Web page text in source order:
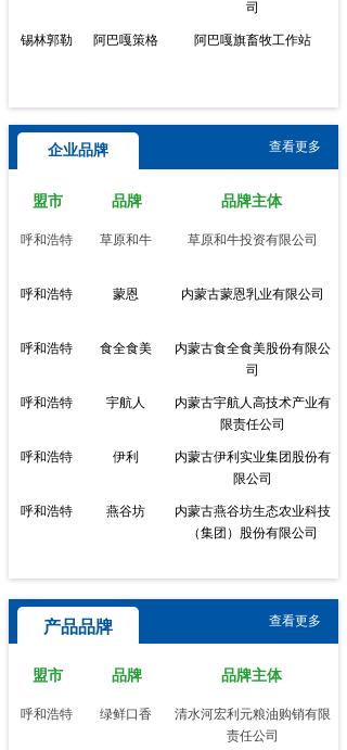
企业品牌 查看更多
呼和浩特 草原和牛 草原和牛投资有限公司
呼和浩特 蒙恩 内蒙古蒙恩乳业有限公司
呼和浩特 食全食美
内蒙古食全食美股份有限公
司
呼和浩特
宇航人
内蒙古宇航人高技术产业有
限责任公司
呼和浩特
伊利
内蒙古伊利实业集团股份有
限公司
呼和浩特
燕谷坊
内蒙古燕谷坊生态农业科技
（集团）股份有限公司
呼和浩特
正大饲料 内蒙古正大有限公司
呼和浩特 青青草原
内蒙古青青草原牧业有限公
内蒙古浩峰农业有限责任公
盟市 品牌 品牌主体
司
锡林郭勒
阿巴嘎策格 阿巴嘎旗畜牧工作站
阿拉善
阿拉善白绒山羊
阿拉山盟绒源白绒山羊双峰
驼专业合作社
呼和浩特
五彩土默特
土默特左旗扶贫产业发展促
内蒙古乌审旗农牧业产业化
鄂托克旗农牧业产业化综合
查看更多
产品品牌
盟市 品牌 品牌主体
呼和浩特 绿鲜口香
清水河宏利元粮油购销有限
责任公司